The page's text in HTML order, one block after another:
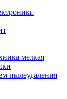
мелкая
пылеудаления